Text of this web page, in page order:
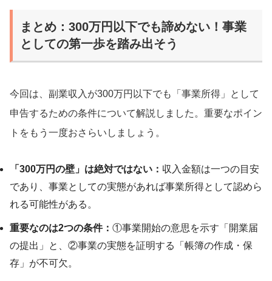
まとめ：300万円以下でも諦めない！事業
としての第一歩を踏み出そう
今回は、副業収入が300万円以下でも「事業所得」として
申告するための条件について解説しました。重要なポイン
トをもう一度おさらいしましょう。
「300万円の壁」は絶対ではない： 収入金額は一つの目安
であり、事業としての実態があれば事業所得として認めら
れる可能性がある。
重要なのは2つの条件： ①事業開始の意思を示す「開業届
の提出」と、②事業の実態を証明する「帳簿の作成・保
存」が不可欠。